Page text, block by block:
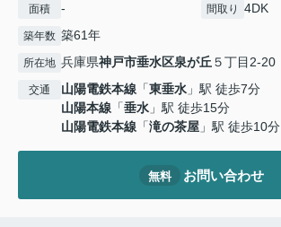
面積 - 間取り 4DK
築年数 築61年
所在地 兵庫県神戸市垂水区泉が丘５丁目2-20
交通 山陽電鉄本線 「東垂水 」駅 徒歩7分
山陽本線 「垂水 」駅 徒歩15分
山陽電鉄本線 「滝の茶屋 」駅 徒歩10分
無料 お問い合わせ